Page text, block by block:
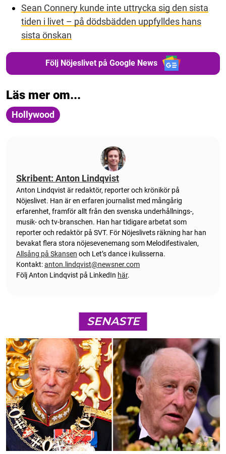
Sean Connery kunde inte uttrycka sig den sista
tiden i livet – på dödsbädden uppfylldes hans
sista önskan
Följ Nöjeslivet på Google News
Läs mer om...
Hollywood
Skribent: Anton Lindqvist
Anton Lindqvist är redaktör, reporter och krönikör på
Nöjeslivet. Han är en erfaren journalist med mångårig
erfarenhet, framför allt från den svenska underhållnings-,
musik- och tv-branschen. Han har tidigare arbetat som
reporter och redaktör på SVT. För Nöjeslivets räkning har han
bevakat flera stora nöjesevenemang som Melodifestivalen,
Allsång på Skansen och Let’s dance i kulisserna.
Kontakt:anton.lindqvist@newsner.com
Följ Anton Lindqvist på LinkedIn här.
SENASTE